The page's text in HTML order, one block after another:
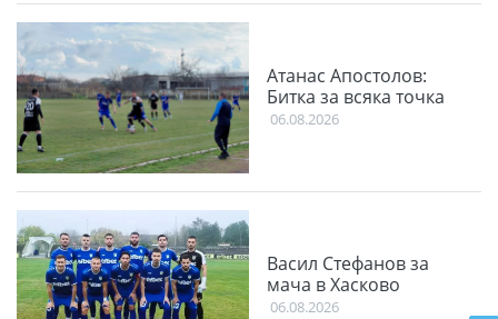
Атанас Апостолов:
Битка за всяка точка
06.08.2026
Васил Стефанов за
мача в Хасково
06.08.2026